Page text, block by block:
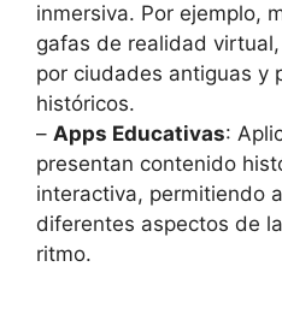
inmersiva. Por ejemplo,
gafas de realidad
por ciudades antiguas y
históricos.
– Apps Educativas:
presentan contenido
interactiva, permitiendo
diferentes aspectos de
ritmo.